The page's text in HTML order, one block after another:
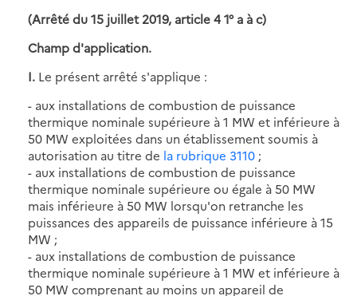
(Arrêté du 15 juillet 2019, article 4 1° a à c)
Champ d'application.
I. Le présent arrêté s'applique :
- aux installations de combustion de puissance
thermique nominale supérieure à 1 MW et inférieure à
50 MW exploitées dans un établissement soumis à
autorisation au titre de la rubrique 3110 ;
- aux installations de combustion de puissance
thermique nominale supérieure ou égale à 50 MW
mais inférieure à 50 MW lorsqu'on retranche les
puissances des appareils de puissance inférieure à 15
MW ;
- aux installations de combustion de puissance
thermique nominale supérieure à 1 MW et inférieure à
50 MW comprenant au moins un appareil de